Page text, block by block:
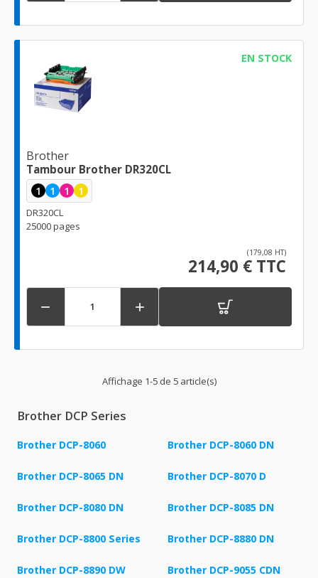
EN STOCK
Brother
Tambour Brother DR320CL
1 1 1 1
DR320CL
25000 pages
(179,08 HT)
214,90 € TTC
 
Affichage 1-5 de 5 article(s)
Brother DCP Series
Brother DCP-8060 Brother DCP-8060 DN
Brother DCP-8065 DN Brother DCP-8070 D
Brother DCP-8080 DN Brother DCP-8085 DN
Brother DCP-8800 Series Brother DCP-8880 DN
Brother DCP-8890 DW Brother DCP-9055 CDN